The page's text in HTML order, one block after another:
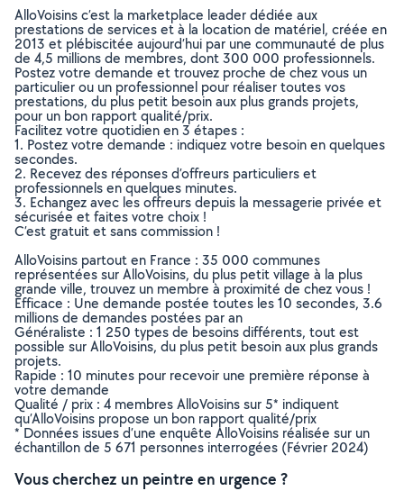
AlloVoisins c’est la marketplace leader dédiée aux
prestations de services et à la location de matériel, créée en
2013 et plébiscitée aujourd’hui par une communauté de plus
de 4,5 millions de membres, dont 300 000 professionnels.
Postez votre demande et trouvez proche de chez vous un
particulier ou un professionnel pour réaliser toutes vos
prestations, du plus petit besoin aux plus grands projets,
pour un bon rapport qualité/prix.
Facilitez votre quotidien en 3 étapes :
1. Postez votre demande : indiquez votre besoin en quelques
secondes.
2. Recevez des réponses d’offreurs particuliers et
professionnels en quelques minutes.
3. Echangez avec les offreurs depuis la messagerie privée et
sécurisée et faites votre choix !
C’est gratuit et sans commission !
AlloVoisins partout en France : 35 000 communes
représentées sur AlloVoisins, du plus petit village à la plus
grande ville, trouvez un membre à proximité de chez vous !
Efficace : Une demande postée toutes les 10 secondes, 3.6
millions de demandes postées par an
Généraliste : 1 250 types de besoins différents, tout est
possible sur AlloVoisins, du plus petit besoin aux plus grands
projets.
Rapide : 10 minutes pour recevoir une première réponse à
votre demande
Qualité / prix : 4 membres AlloVoisins sur 5* indiquent
qu’AlloVoisins propose un bon rapport qualité/prix
* Données issues d’une enquête AlloVoisins réalisée sur un
échantillon de 5 671 personnes interrogées (Février 2024)
Vous cherchez un peintre en urgence ?